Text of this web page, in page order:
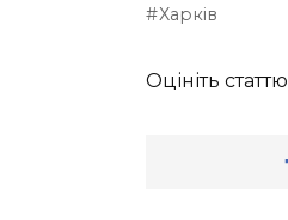
Харків
Оцініть статтю